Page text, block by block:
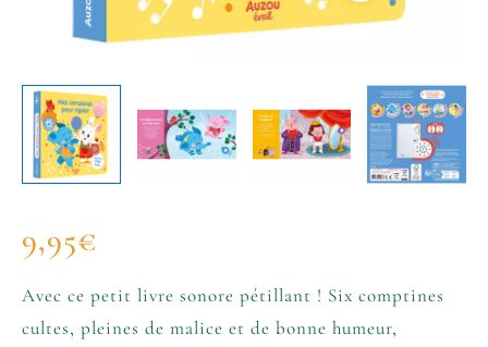
9,95€
Avec ce petit livre sonore pétillant ! Six comptines
cultes, pleines de malice et de bonne humeur,